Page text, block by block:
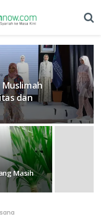
dan
Masih